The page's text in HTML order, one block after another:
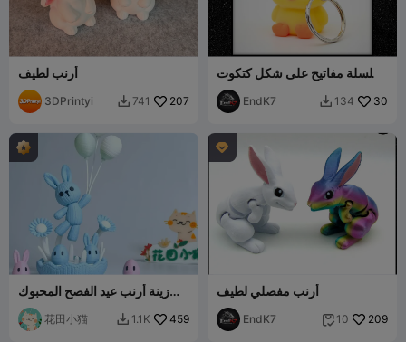
أرنب لطيف
3DPrintyi  741 207
سلسلة مفاتيح على شكل كتكوت
لطيف + تمثال صغير
EndK7  134 30
زينة أرنب عيد الفصح المحبوك
花田小猫  1.1K 459

أرنب مفصلي لطيف
EndK7  10 209